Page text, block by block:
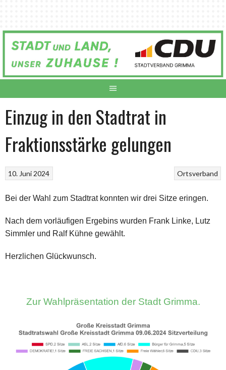
Inhalt
Einzug in den Stadtrat in
Fraktionsstärke gelungen
Ortsverband
10. Juni 2024
Bei der Wahl zum Stadtrat konnten wir drei Sitze eringen.
Nach dem vorläufigen Ergebins wurden Frank Linke, Lutz
Simmler und Ralf Kühne gewählt.
Herzlichen Glückwunsch.
Zur Wahlpräsentation der Stadt Grimma.